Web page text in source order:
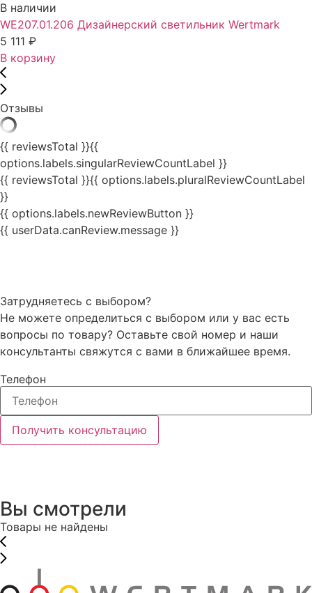
В наличии
WE207.01.206 Дизайнерский светильник Wertmark
5 111 ₽
В корзину
Отзывы
{{ reviewsTotal }}{{
options.labels.singularReviewCountLabel }}
{{ reviewsTotal }}{{ options.labels.pluralReviewCountLabel
}}
{{ options.labels.newReviewButton }}
{{ userData.canReview.message }}
Затрудняетесь с выбором?
Не можете определиться с выбором или у вас есть
вопросы по товару? Оставьте свой номер и наши
консультанты свяжутся с вами в ближайшее время.
Телефон
Получить консультацию
Вы смотрели
Товары не найдены